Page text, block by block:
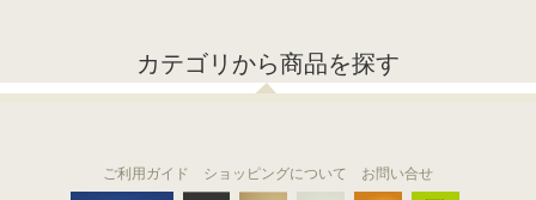
カテゴリから商品を探す
ご利用ガイド ショッピングについて お問い合せ